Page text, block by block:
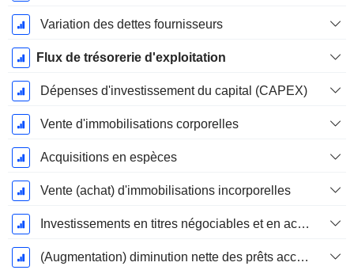
Variation des dettes fournisseurs
Flux de trésorerie d'exploitation
Dépenses d'investissement du capital (CAPEX)
Vente d'immobilisations corporelles
Acquisitions en espèces
Vente (achat) d'immobilisations incorporelles
Investissements en titres négociables et en actions, total
(Augmentation) diminution nette des prêts accordés / vendus - Investissements